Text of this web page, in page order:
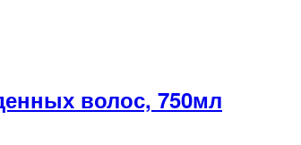
волос, 750мл